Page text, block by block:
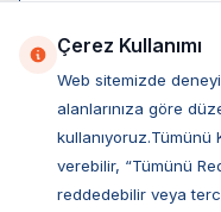
Çerez Kullanımı
Web sitemizde
alanlarınıza göre
verebilir, “Tümünü
reddedebilir veya